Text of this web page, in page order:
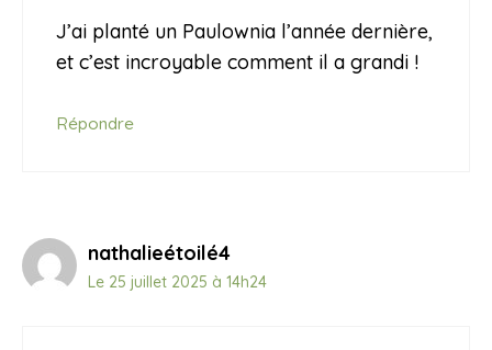
J’ai planté un Paulownia l’année dernière,
et c’est incroyable comment il a grandi !
Répondre
nathalieétoilé4
Le 25 juillet 2025 à 14h24